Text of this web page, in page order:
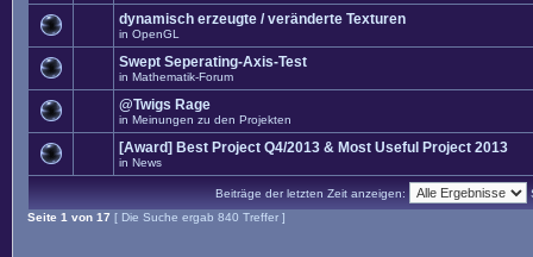
dynamisch erzeugte / veränderte Texturen
in OpenGL
Swept Seperating-Axis-Test
in Mathematik-Forum
@Twigs Rage
in Meinungen zu den Projekten
[Award] Best Project Q4/2013 & Most Useful Project 2013
in News
Beiträge der letzten Zeit anzeigen:
Seite 1 von 17 [ Die Suche ergab 840 Treffer ]